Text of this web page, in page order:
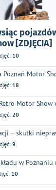
[ZDJĘCIA]
10
Motor
18
Motor Show
20
– skutki
9
w Poznaniu
10